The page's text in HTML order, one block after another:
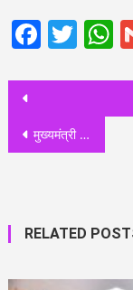
Post
navigation
मुख्यमंत्री पुष्कर सिंह धामी ने सिल्वर सिटी में सातवें देहरादून अंतरराष्ट्रीय फिल्म फेस्टिवल में किया प्रतिभाग
RELATED